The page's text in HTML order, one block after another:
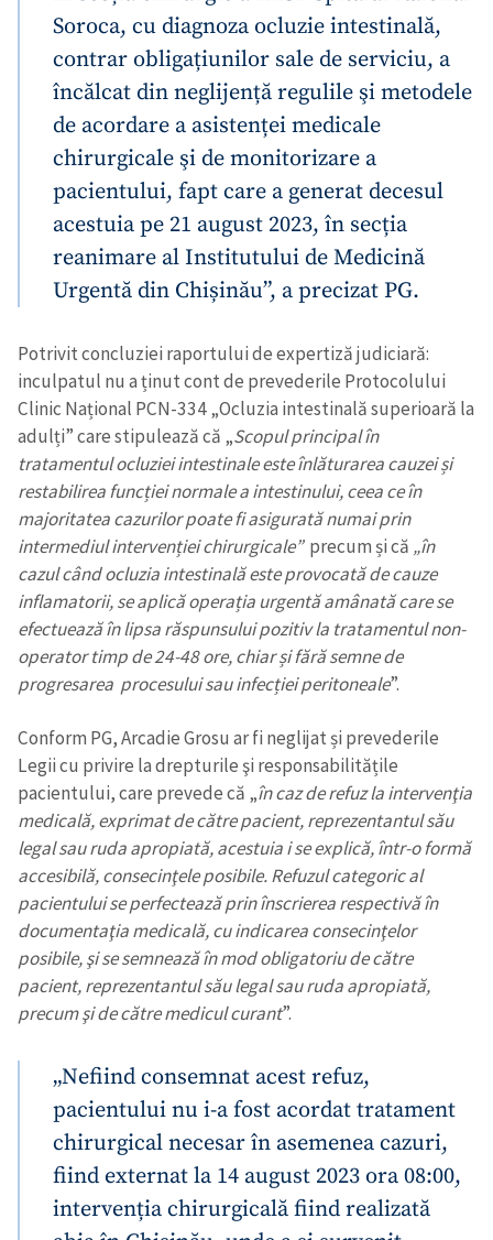
Soroca, cu diagnoza ocluzie intestinală,
contrar obligațiunilor sale de serviciu, a
încălcat din neglijență regulile şi metodele
de acordare a asistenței medicale
chirurgicale şi de monitorizare a
pacientului, fapt care a generat decesul
acestuia pe 21 august 2023, în secția
reanimare al Institutului de Medicină
Urgentă din Chișinău”, a precizat PG.
Potrivit concluziei raportului de expertiză judiciară:
inculpatul nu a ținut cont de prevederile Protocolului
Clinic Național PCN-334 „Ocluzia intestinală superioară la
adulți” care stipulează că „Scopul principal în
tratamentul ocluziei intestinale este înlăturarea cauzei și
restabilirea funcției normale a intestinului, ceea ce în
majoritatea cazurilor poate fi asigurată numai prin
intermediul intervenției chirurgicale” precum și că „în
cazul când ocluzia intestinală este provocată de cauze
inflamatorii, se aplică operația urgentă amânată care se
efectuează în lipsa răspunsului pozitiv la tratamentul non-
operator timp de 24-48 ore, chiar și fără semne de
progresarea procesului sau infecției peritoneale”.
Conform PG, Arcadie Grosu ar fi neglijat și prevederile
Legii cu privire la drepturile şi responsabilitățile
pacientului, care prevede că „în caz de refuz la intervenţia
medicală, exprimat de către pacient, reprezentantul său
legal sau ruda apropiată, acestuia i se explică, într-o formă
accesibilă, consecinţele posibile. Refuzul categoric al
pacientului se perfectează prin înscrierea respectivă în
documentaţia medicală, cu indicarea consecinţelor
posibile, şi se semnează în mod obligatoriu de către
pacient, reprezentantul său legal sau ruda apropiată,
precum şi de către medicul curant”.
„Nefiind consemnat acest refuz,
pacientului nu i-a fost acordat tratament
chirurgical necesar în asemenea cazuri,
fiind externat la 14 august 2023 ora 08:00,
intervenția chirurgicală fiind realizată